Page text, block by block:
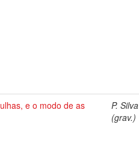
e o modo de as
P. Silva
(grav.)